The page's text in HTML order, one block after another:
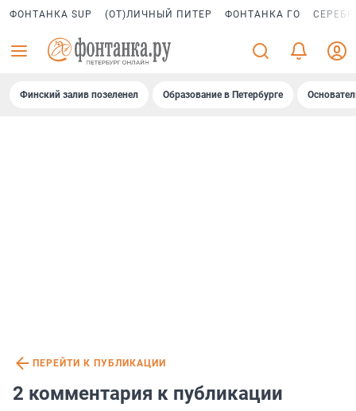
ФОНТАНКА SUP (ОТ)ЛИЧНЫЙ ПИТЕР ФОНТАНКА ГО
Финский залив позеленел Образование в Петербурге
ПЕРЕЙТИ К ПУБЛИКАЦИИ
2 комментария к публикации